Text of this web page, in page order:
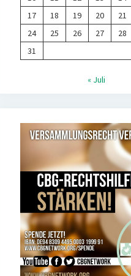
17
18 19 20 21
24
25 26 27 28
31
« Juli